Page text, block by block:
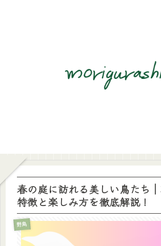
春の庭に訪れる美しい鳥たち
特徴と楽しみ方を徹底解説！
野鳥